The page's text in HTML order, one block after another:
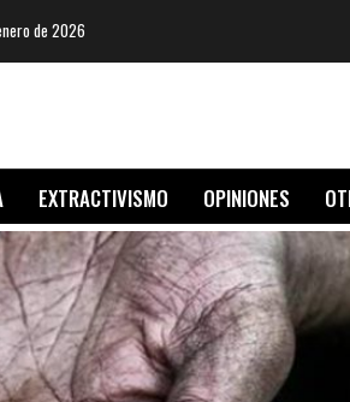
de 2026
EXTRACTIVISMO OPINIONES